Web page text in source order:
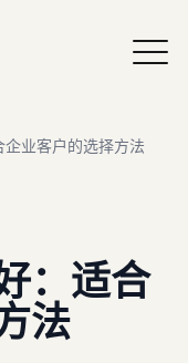
业客户的选择方法
：适合
法